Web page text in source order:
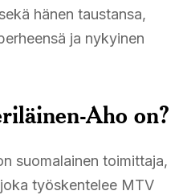
hänen taustansa,
ja nykyinen
Aho on?
suomalainen toimittaja,
työskentelee MTV